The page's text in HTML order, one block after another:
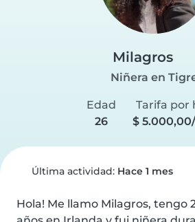
Milagros
Niñera en
Edad
26
Tarifa por
$
Última actividad: Hace 1 mes
Hola! Me llamo Milagros, tengo